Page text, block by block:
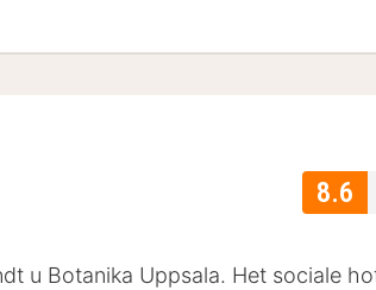
8.6
u Botanika Uppsala. Het sociale